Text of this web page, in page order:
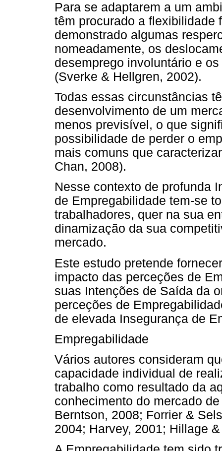
Para se adaptarem a um
têm procurado a flexibilidade
demonstrado algumas
nomeadamente, os
desemprego involuntário e
(Sverke & Hellgren, 2002).
Todas essas circunstâncias
desenvolvimento de um
menos previsível, o que
possibilidade de perder o
mais comuns que
Chan, 2008).
Nesse contexto de profunda
de Empregabilidade tem-se
trabalhadores, quer na sua
dinamização da sua
mercado.
Este estudo pretende
impacto das perceções de
suas Intenções de Saída da
perceções de
de elevada Insegurança de
Empregabilidade
Vários autores consideram
capacidade individual de
trabalho como resultado da
conhecimento do mercado
Berntson, 2008; Forrier &
2004; Harvey, 2001; Hillage